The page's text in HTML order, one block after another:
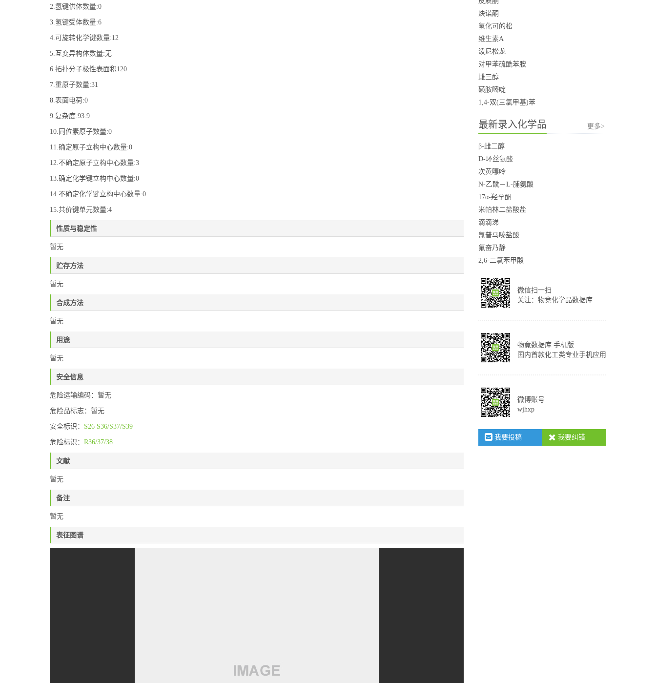
2.氢键供体数量:0
3.氢键受体数量:6
4.可旋转化学键数量:12
5.互变异构体数量:无
6.拓扑分子极性表面积120
7.重原子数量:31
8.表面电荷:0
9.复杂度:93.9
10.同位素原子数量:0
11.确定原子立构中心数量:0
12.不确定原子立构中心数量:3
13.确定化学键立构中心数量:0
14.不确定化学键立构中心数量:0
15.共价键单元数量:4
性质与稳定性
暂无
贮存方法
暂无
合成方法
暂无
用途
暂无
安全信息
危险运输编码：暂无
危险品标志：暂无
安全标识： S26 S36/S37/S39
危险标识： R36/37/38
文献
暂无
备注
暂无
表征图谱
炔诺酮
氢化可的松
维生素A
泼尼松龙
对甲苯硫酰苯胺
雌三醇
磺胺嘧啶
1,4-双(三氯甲基)苯
最新录入化学品 更多>
β-雌二醇
D-环丝氨酸
次黄嘌呤
N-乙酰－L-脯氨酸
17α-羟孕酮
米帕林二盐酸盐
滴滴涕
氯普马嗪盐酸
氟奋乃静
2,6-二氯苯甲酸
微信扫一扫
关注：物竞化学品数据库
物竟数据库 手机版
国内首款化工类专业手机应用
微博账号
wjhxp
我要投稿 我要纠错